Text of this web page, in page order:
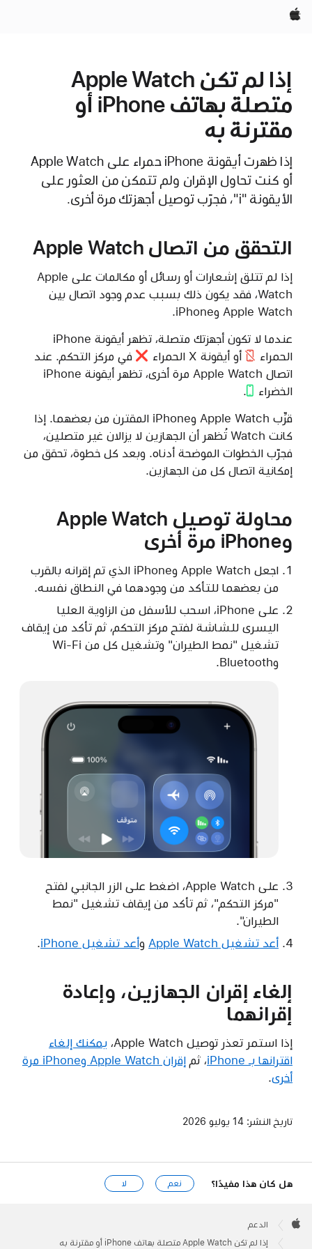
Apple‏
إذا لم تكن Apple Watch
متصلة بهاتف iPhone أو
مقترنة به
إذا ظهرت أيقونة iPhone حمراء على Apple Watch
أو كنت تحاول الإقران ولم تتمكن من العثور على
الأيقونة "i"، فجرّب توصيل أجهزتك مرة أخرى.
التحقق من اتصال Apple Watch
إذا لم تتلق إشعارات أو رسائل أو مكالمات على Apple
Watch، فقد يكون ذلك بسبب عدم وجود اتصال بين
Apple Watch وiPhone.
عندما لا تكون أجهزتك متصلة، تظهر
أيقونة iPhone
الحمراء
أوأيقونة X الحمراء
في مركز التحكم. عند
اتصال Apple Watch مرة أخرى،
تظهر أيقونة iPhone
الخضراء
.
قرِّب Apple Watch وiPhone المقترن من بعضهما. إذا
كانت Watch تُظهر أن الجهازين لا يزالان غير متصلين،
فجرّب الخطوات الموضحة أدناه. وبعد كل خطوة، تحقق من
إمكانية اتصال كل من الجهازين.
محاولة توصيل Apple Watch
وiPhone مرة أخرى
اجعل Apple Watch وiPhone الذي تم إقرانه بالقرب
من بعضهما للتأكد من وجودهما في النطاق نفسه.
على iPhone‏، اسحب للأسفل من الزاوية العليا
اليسرى للشاشة لفتح مركز التحكم، ثم تأكد من إيقاف
تشغيل "نمط الطيران" وتشغيل كل من Wi-Fi
وBluetooth.
على Apple Watch، اضغط على الزر الجانبي لفتح
"مركز التحكم"، ثم تأكد من إيقاف تشغيل "نمط
الطيران".
أعد تشغيل Apple Watch
وأعد تشغيل iPhone .
إلغاء إقران الجهازين، وإعادة
إقرانهما
إذا استمر تعذر توصيل Apple Watch،
يمكنك إلغاء
اقترانها بـ iPhone
، ثم
إقران Apple Watch وiPhone مرة
أخرى.
تاريخ النشر: 14 يوليو 2026
هل كان هذا مفيدًا؟ نعم لا
Footer

الدعم
إذا لم تكن Apple Watch متصلة بهاتف iPhone أو مقترنة به